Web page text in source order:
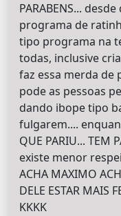
PARABENS...
programa de
tipo programa na
todas, inclusive
faz essa merda
pode as pessoas
dando ibope tipo
fulgarem....
QUE PARIU... TEM
existe menor
ACHA MAXIMO
DELE ESTAR MAIS
KKKK